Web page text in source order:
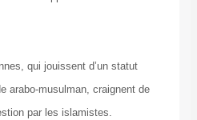
qui jouissent d’un statut
arabo-musulman, craignent de
par les islamistes.